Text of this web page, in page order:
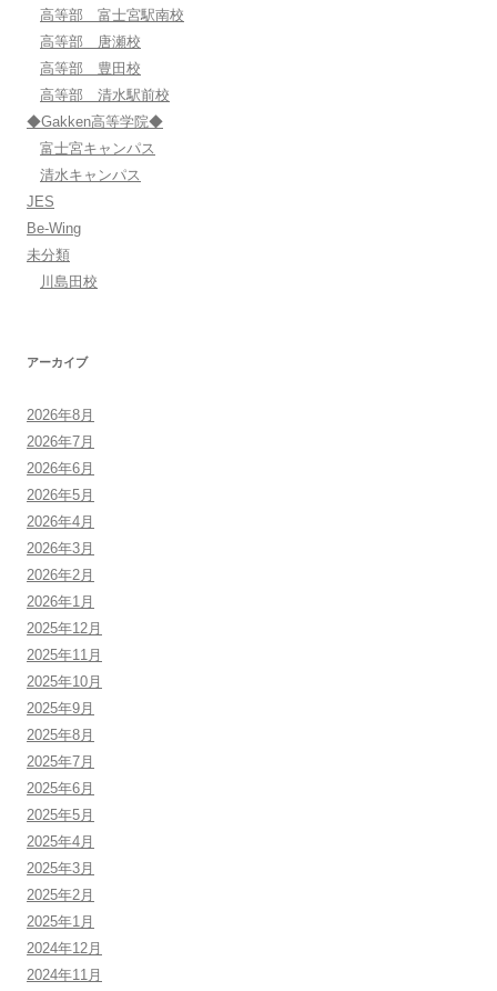
高等部 富士宮駅南校
高等部 唐瀬校
高等部 豊田校
高等部 清水駅前校
◆Gakken高等学院◆
富士宮キャンパス
清水キャンパス
JES
Be-Wing
未分類
川島田校
アーカイブ
2026年8月
2026年7月
2026年6月
2026年5月
2026年4月
2026年3月
2026年2月
2026年1月
2025年12月
2025年11月
2025年10月
2025年9月
2025年8月
2025年7月
2025年6月
2025年5月
2025年4月
2025年3月
2025年2月
2025年1月
2024年12月
2024年11月